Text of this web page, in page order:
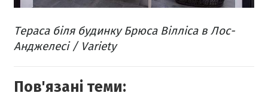
Тераса біля будинку Брюса Вілліса в Лос-
Анджелесі / Variety
Пов'язані теми: